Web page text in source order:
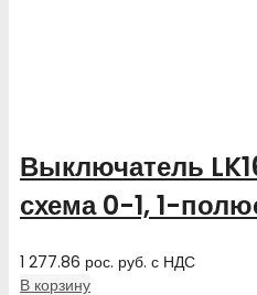
Выключатель
схема 0-1, 1-
1 277.86 рос. руб. с НДС
В корзину